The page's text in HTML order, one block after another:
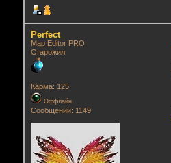
Perfect
Map Editor PRO
Старожил
Карма: 125
Оффлайн
Сообщений: 1149